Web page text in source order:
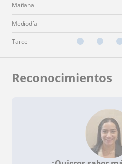
Mañana
Mediodía
Tarde
Reconocimientos